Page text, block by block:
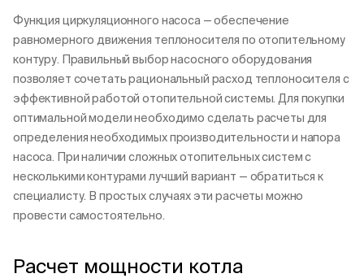
Функция циркуляционного насоса — обеспечение
равномерного движения теплоносителя по отопительному
контуру. Правильный выбор насосного оборудования
позволяет сочетать рациональный расход теплоносителя с
эффективной работой отопительной системы. Для покупки
оптимальной модели необходимо сделать расчеты для
определения необходимых производительности и напора
насоса. При наличии сложных отопительных систем с
несколькими контурами лучший вариант — обратиться к
специалисту. В простых случаях эти расчеты можно
провести самостоятельно.
Расчет мощности котла